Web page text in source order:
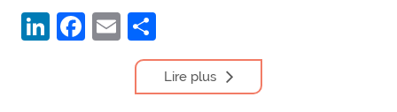
LinkedIn
Facebook
Email
Lire plus